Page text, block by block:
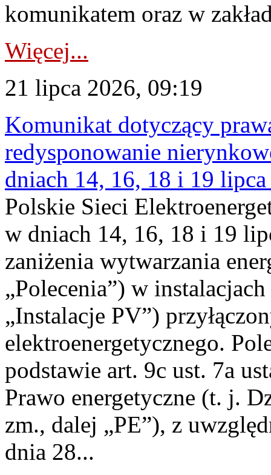
komunikatem oraz w
Więcej...
21 lipca 2026, 09:19
Komunikat dotyczący
redysponowanie
dniach 14, 16, 18 i 19
Polskie Sieci
w dniach 14, 16, 18 i 19
zaniżenia wytwarzania
„Polecenia”) w
„Instalacje PV”)
elektroenergetycznego.
podstawie art. 9c ust. 7a
Prawo energetyczne (t. j.
zm., dalej „PE”), z
dnia 28...